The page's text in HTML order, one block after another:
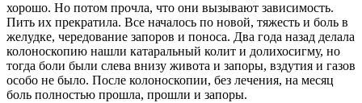
хорошо. Но потом прочла, что они вызывают зависимость.
Пить их прекратила. Все началось по новой, тяжесть и боль в
желудке, чередование запоров и поноса. Два года назад делала
колоноскопию нашли катаральный колит и долихосигму, но
тогда боли были слева внизу живота и запоры, вздутия и газов
особо не было. После колоноскопии, без лечения, на месяц
боль полностью прошла, прошли и запоры.